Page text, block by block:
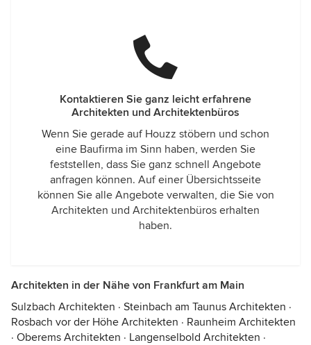
Kontaktieren Sie ganz leicht erfahrene
Architekten und Architektenbüros
Wenn Sie gerade auf Houzz stöbern und schon
eine Baufirma im Sinn haben, werden Sie
feststellen, dass Sie ganz schnell Angebote
anfragen können. Auf einer Übersichtsseite
können Sie alle Angebote verwalten, die Sie von
Architekten und Architektenbüros erhalten
haben.
Architekten in der Nähe von Frankfurt am Main
Sulzbach Architekten · Steinbach am Taunus Architekten ·
Rosbach vor der Höhe Architekten · Raunheim Architekten
· Oberems Architekten · Langenselbold Architekten ·